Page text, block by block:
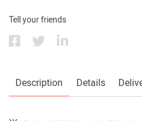
Tell your friends
Description Details